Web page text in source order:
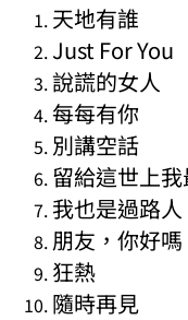
天地有誰
Just For You
說謊的女人
每每有你
別講空話
留給這世上
我也是過路人
朋友，你好嗎
狂熱
隨時再見